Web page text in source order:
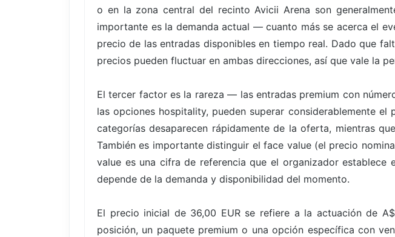
o en la zona central del recinto Avicii Arena son
importante es la demanda actual — cuanto más se acerca el
precio de las entradas disponibles en tiempo real. Dado que
precios pueden fluctuar en ambas direcciones, así que vale la
El tercer factor es la rareza — las entradas premium con
las opciones hospitality, pueden superar considerablemente
categorías desaparecen rápidamente de la oferta, mientras
También es importante distinguir el face value (el precio
value es una cifra de referencia que el organizador
depende de la demanda y disponibilidad del momento.
El precio inicial de 36,00 EUR se refiere a la actuación de
posición, un paquete premium o una opción específica con